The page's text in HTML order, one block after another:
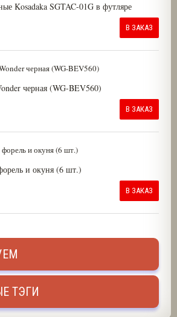
Kosadaka SGTAC-01G в футляре
В ЗАКАЗ
черная (WG-BEV560)
В ЗАКАЗ
и окуня (6 шт.)
В ЗАКАЗ
ТЭГИ